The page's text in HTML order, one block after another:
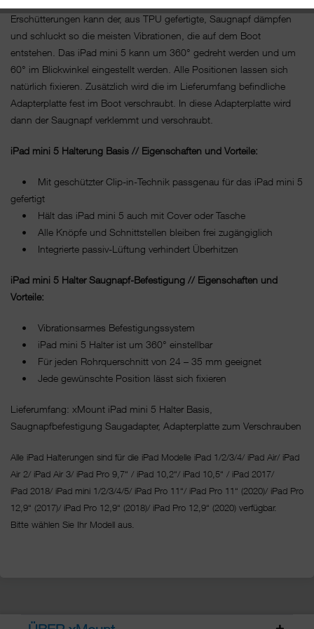
Erschütterungen kann der, aus TPU gefertigte, Saugnapf dämpfen
und schluckt so die meisten Vibrationen, die auf dem Boot
entstehen. Das iPad mini 5 kann um 360° gedreht werden und um
60° im Blickwinkel eingestellt werden. Alle Positionen lassen sich
natürlich fixieren. Zusätzlich wird die im Lieferumfang befindliche
Adapterplatte fest im Boot verschraubt. In diese Adapterplatte wird
dann der Saugnapf verklemmt und verschraubt.
iPad mini 5 Halterung Basis // Eigenschaften und Vorteile:
• Mit geschützter Clip-in-Technik passgenau für das iPad mini 5
gefertigt
• Hält das iPad mini 5 auch mit Cover oder Tasche
• Alle Knöpfe und Schnittstellen bleiben frei zugängiglich
• Integrierte passiv-Lüftung verhindert Überhitzen
iPad mini 5 Halter Saugnapf-Befestigung // Eigenschaften und
Vorteile:
• Vibrationsarmes Befestigungssystem
• iPad mini 5 Halter ist um 360° einstellbar
• Für jeden Rohrquerschnitt von 24 – 35 mm geeignet
• Jede gewünschte Position lässt sich fixieren
Lieferumfang: xMount iPad mini 5 Halter Basis,
Saugnapfbefestigung Saugadapter, Adapterplatte zum Verschrauben
Alle iPad Halterungen sind für die iPad Modelle iPad 1/2/3/4/ iPad Air/ iPad
Air 2/ iPad Air 3/ iPad Pro 9,7“ / iPad 10,2“/ iPad 10,5“ / iPad 2017/
iPad 2018/ iPad mini 1/2/3/4/5/ iPad Pro 11“/ iPad Pro 11“ (2020)/ iPad Pro
12,9“ (2017)/ iPad Pro 12,9“ (2018)/ iPad Pro 12,9“ (2020) verfügbar.
Bitte wählen Sie Ihr Modell aus.